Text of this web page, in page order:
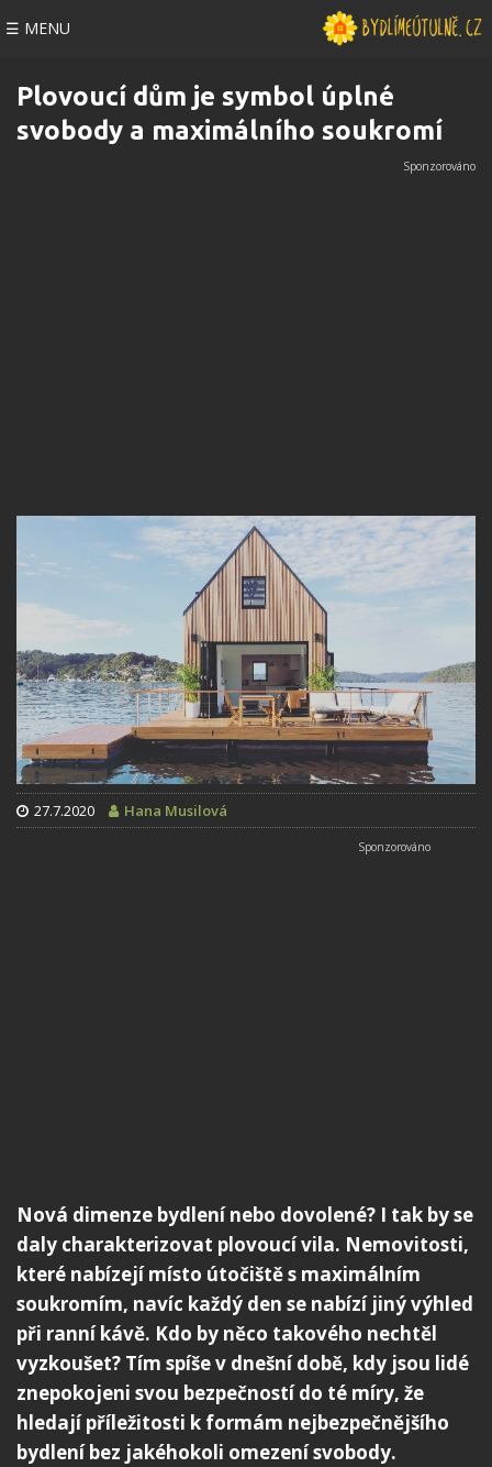
☰ MENU
Plovoucí dům je symbol úplné
svobody a maximálního soukromí
27.7.2020 Hana Musilová
Nová dimenze bydlení nebo dovolené? I tak by se
daly charakterizovat plovoucí vila. Nemovitosti,
které nabízejí místo útočiště s maximálním
soukromím, navíc každý den se nabízí jiný výhled
při ranní kávě. Kdo by něco takového nechtěl
vyzkoušet? Tím spíše v dnešní době, kdy jsou lidé
znepokojeni svou bezpečností do té míry, že
hledají příležitosti k formám nejbezpečnějšího
bydlení bez jakéhokoli omezení svobody.